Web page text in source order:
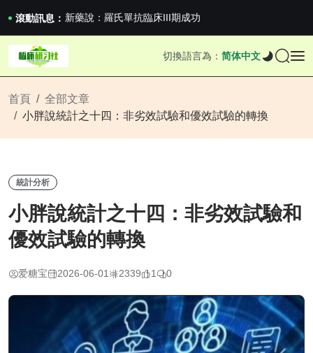
滾動訊息： 新藥說：羅氏單抗臨床III期成功
新藥說：哈佛大學：生男生女不是隨機的，這樣的...
國家藥監局關於適用《E6（R3）：藥物臨床試...
滬上臨研人：著名Global臨床CRO在我國...
新藥說：哈佛大學：生男生女不是隨機的，這樣的...
切換語言為： 简体中文
首頁
全部文章
小胖說統計之十四：非劣效試驗和優效試驗的轉換
統計分析
小胖說統計之十四：非劣效試驗和
優效試驗的轉換
爱糖宝 2026-06-01 2339 1 0